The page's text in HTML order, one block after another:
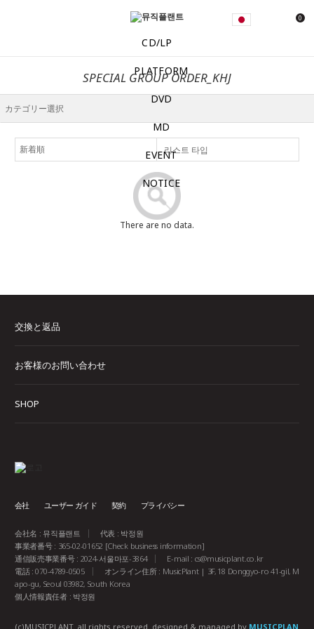
0
CD/LP
PLATFORM
DVD
MD
EVENT
NOTICE
SPECIAL GROUP ORDER_KHJ
리스트 타입
There are no data.
交換と返品
お客様のお問い合わせ
SHOP
会社 ユーザー ガイド 契約 プライバシー
会社名 : 뮤직플랜트
代表 : 박정원
事業者番号 : 365-02-01652 [Check business information]
通信販売事業番号 : 2024-서울마포-3864
E-mail : cs@musicplant.co.kr
電話 : 070-4789-0505
オンライン住所 : MusicPlant | 3F, 18 Donggyo-ro 41-gil, M
apo-gu, Seoul 03982, South Korea
個人情報責任者 : 박정원
(c)MUSICPLANT. all rights reserved. designed & managed by MUSICPLAN